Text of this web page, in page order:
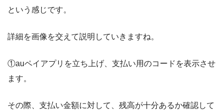
という感じです。
詳細を画像を交えて説明していきますね。
①auペイアプリを立ち上げ、支払い用のコードを表示させ
ます。
その際、支払い金額に対して、残高が十分あるか確認して